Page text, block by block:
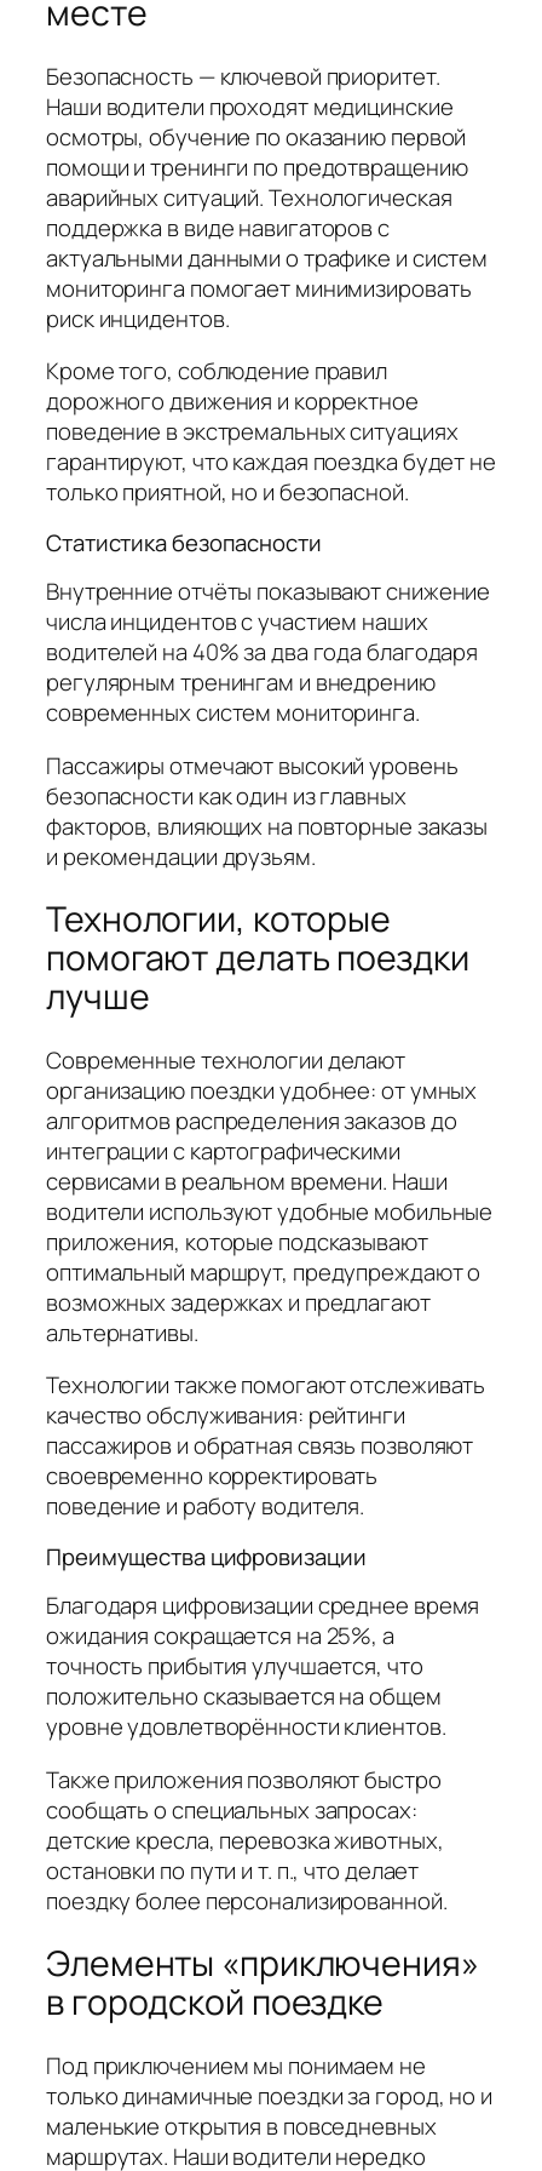
месте
Безопасность — ключевой приоритет.
Наши водители проходят медицинские
осмотры, обучение по оказанию первой
помощи и тренинги по предотвращению
аварийных ситуаций. Технологическая
поддержка в виде навигаторов с
актуальными данными о трафике и систем
мониторинга помогает минимизировать
риск инцидентов.
Кроме того, соблюдение правил
дорожного движения и корректное
поведение в экстремальных ситуациях
гарантируют, что каждая поездка будет не
только приятной, но и безопасной.
Статистика безопасности
Внутренние отчёты показывают снижение
числа инцидентов с участием наших
водителей на 40% за два года благодаря
регулярным тренингам и внедрению
современных систем мониторинга.
Пассажиры отмечают высокий уровень
безопасности как один из главных
факторов, влияющих на повторные заказы
и рекомендации друзьям.
Технологии, которые
помогают делать поездки
лучше
Современные технологии делают
организацию поездки удобнее: от умных
алгоритмов распределения заказов до
интеграции с картографическими
сервисами в реальном времени. Наши
водители используют удобные мобильные
приложения, которые подсказывают
оптимальный маршрут, предупреждают о
возможных задержках и предлагают
альтернативы.
Технологии также помогают отслеживать
качество обслуживания: рейтинги
пассажиров и обратная связь позволяют
своевременно корректировать
поведение и работу водителя.
Преимущества цифровизации
Благодаря цифровизации среднее время
ожидания сокращается на 25%, а
точность прибытия улучшается, что
положительно сказывается на общем
уровне удовлетворённости клиентов.
Также приложения позволяют быстро
сообщать о специальных запросах:
детские кресла, перевозка животных,
остановки по пути и т. п., что делает
поездку более персонализированной.
Элементы «приключения»
в городской поездке
Под приключением мы понимаем не
только динамичные поездки за город, но и
маленькие открытия в повседневных
маршрутах. Наши водители нередко